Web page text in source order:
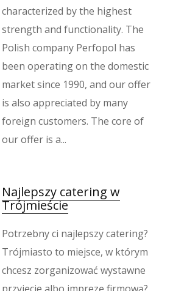
characterized by the highest
strength and functionality. The
Polish company Perfopol has
been operating on the domestic
market since 1990, and our offer
is also appreciated by many
foreign customers. The core of
our offer is a...
Najlepszy catering w
Trójmieście
Potrzebny ci najlepszy catering?
Trójmiasto to miejsce, w którym
chcesz zorganizować wystawne